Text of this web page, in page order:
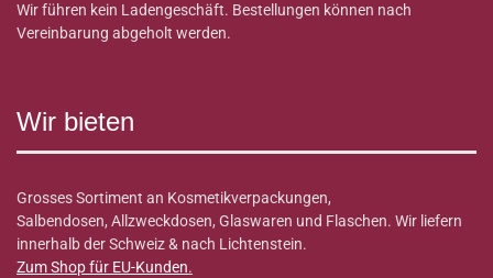
Wir führen kein Ladengeschäft. Bestellungen können nach
Vereinbarung abgeholt werden.
Wir bieten
Grosses Sortiment an Kosmetikverpackungen,
Salbendosen, Allzweckdosen, Glaswaren und Flaschen. Wir liefern
innerhalb der Schweiz & nach Lichtenstein.
Zum Shop für EU-Kunden.